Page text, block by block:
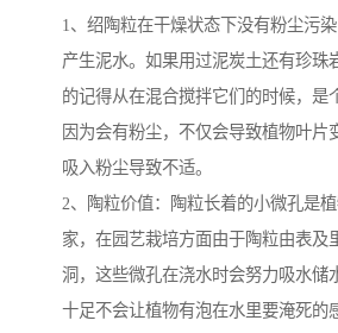
1、绍陶粒在干燥状态下没有粉尘污
产生泥水。如果用过泥炭土还有珍珠
的记得从在混合搅拌它们的时候，是
因为会有粉尘，不仅会导致植物叶片
吸入粉尘导致不适。
2、陶粒价值：陶粒长着的小微孔是
家，在园艺栽培方面由于陶粒由表及
洞，这些微孔在浇水时会努力吸水储
十足不会让植物有泡在水里要淹死的